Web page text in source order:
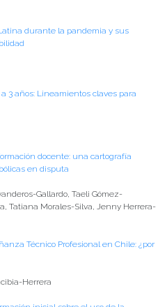
durante la pandemia y sus
3 años: Lineamientos claves para
docente: una cartografía
en disputa
Gallardo, Taeli Gómez-
Tatiana Morales-Silva, Jenny Herrera-
Técnico Profesional en Chile: ¿por
Herrera